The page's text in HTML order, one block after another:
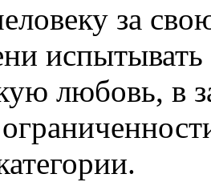
за
любовь, в